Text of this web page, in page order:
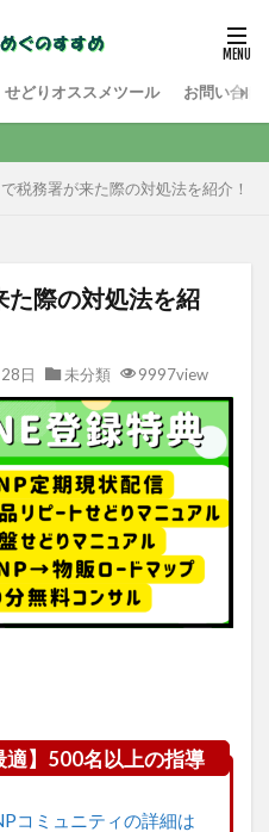
せどりオススメツール お問い合わ
税務署が来た際の対処法を紹介！
た際の対処法を紹
日 未分類 9997view
コミュニティの詳細は